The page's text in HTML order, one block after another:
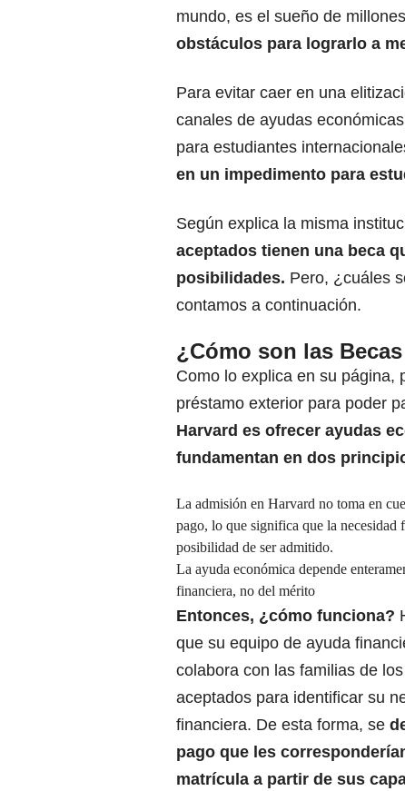
mundo, es el sueño de
obstáculos para lograrlo a
Para evitar caer en una
canales de ayudas económicas
para estudiantes
en un impedimento para
Según explica la misma
aceptados tienen una beca
posibilidades. Pero, ¿cuáles
contamos a continuación.
¿Cómo son las
Como lo explica en su página,
préstamo exterior para poder
Harvard es ofrecer ayudas
fundamentan en dos
La admisión en Harvard no toma en
pago, lo que significa que la necesidad
posibilidad de ser admitido.
La ayuda económica depende
financiera, no del mérito
Entonces, ¿cómo funciona?
que su equipo de ayuda
colabora con las familias de
aceptados para identificar su
financiera. De esta forma, se
pago que les
matrícula a partir de sus